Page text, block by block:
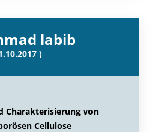
labib
)
Charakterisierung von
Cellulose